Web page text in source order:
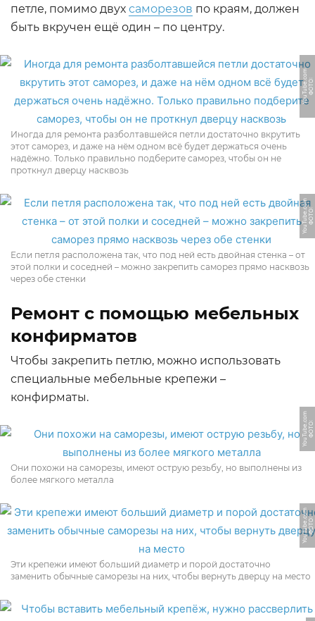
петле, помимо двух саморезов по краям, должен
быть вкручен ещё один – по центру.
Ф
О
Т
О:
Y
o
u
T
u
b
e.
c
o
m
Иногда для ремонта разболтавшейся петли достаточно вкрутить
этот саморез, и даже на нём одном всё будет держаться очень
надёжно. Только правильно подберите саморез, чтобы он не
проткнул дверцу насквозь
Ф
О
Т
О:
Y
o
u
T
u
b
e.
c
o
m
Если петля расположена так, что под ней есть двойная стенка – от
этой полки и соседней – можно закрепить саморез прямо насквозь
через обе стенки
Ремонт с помощью мебельных
конфирматов
Чтобы закрепить петлю, можно использовать
специальные мебельные крепежи –
конфирматы.
Ф
О
Т
О:
Y
o
u
T
u
b
e.
c
o
m
Они похожи на саморезы, имеют острую резьбу, но выполнены из
более мягкого металла
Ф
О
Т
О:
Y
o
u
T
u
b
e.
c
o
m
Эти крепежи имеют больший диаметр и порой достаточно
заменить обычные саморезы на них, чтобы вернуть дверцу на место